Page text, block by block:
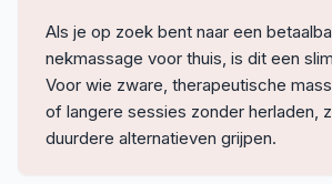
Als je op zoek bent naar een
nekmassage voor thuis, is dit een
Voor wie zware, therapeutische
of langere sessies zonder herladen,
duurdere alternatieven grijpen.